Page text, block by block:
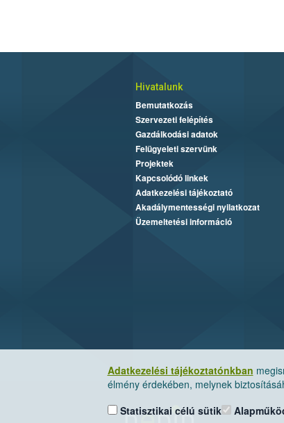
Adatkezelési tájékoztatónkban
élmény érdekében, melynek
Statisztikai célú sütik
Hivatalunk
Bemutatkozás
Szervezeti felépítés
Gazdálkodási adatok
Felügyeleti szervünk
Projektek
Kapcsolódó linkek
Adatkezelési tájékoztató
Akadálymentességi nyilatkozat
Üzemeltetési információ